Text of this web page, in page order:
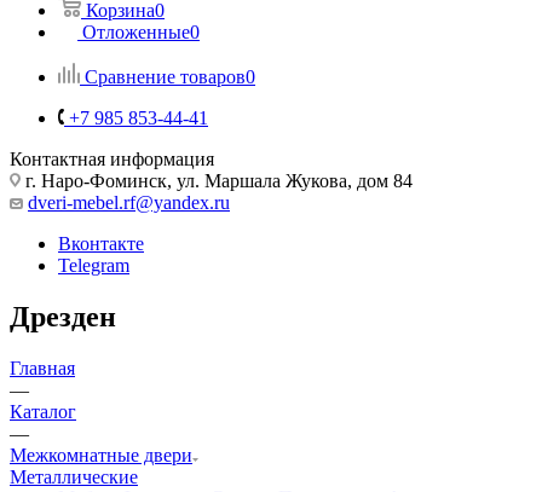
Корзина0
Отложенные0
Сравнение товаров0
+7 985 853-44-41
Контактная информация
г. Наро-Фоминск, ул. Маршала Жукова, дом 84
dveri-mebel.rf@yandex.ru
Вконтакте
Telegram
Дрезден
Главная
—
Каталог
—
Межкомнатные двери
Металлические